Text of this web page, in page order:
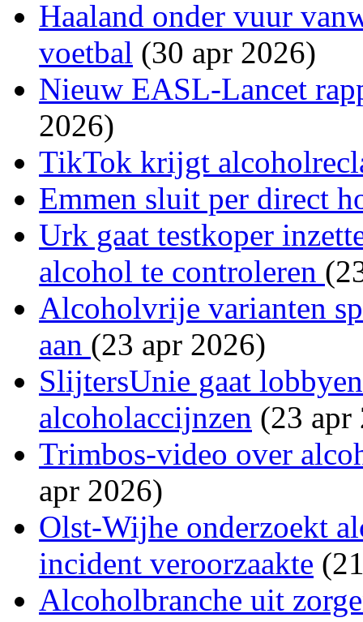
Haaland onder vuur
voetbal (30 apr 2026)
Nieuw EASL-Lancet
2026)
TikTok krijgt
Emmen sluit per direct
Urk gaat testkoper
alcohol te controleren
Alcoholvrije varianten
aan (23 apr 2026)
SlijtersUnie gaat
alcoholaccijnzen (23 apr
Trimbos-video over
apr 2026)
Olst-Wijhe onderzoekt
incident veroorzaakte
Alcoholbranche uit